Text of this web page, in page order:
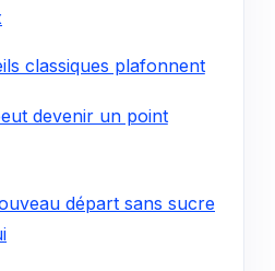
classiques plafonnent
devenir un point
départ sans sucre